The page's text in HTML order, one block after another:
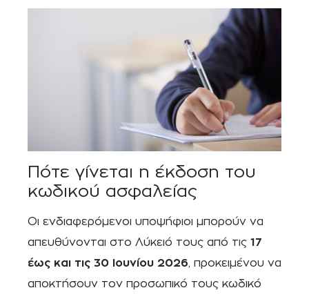
Πότε γίνεται η έκδοση του
κωδικού ασφαλείας
Οι ενδιαφερόμενοι υποψήφιοι μπορούν να
απευθύνονται στο Λύκειό τους από τις 17
έως και τις 30 Ιουνίου 2026, προκειμένου να
αποκτήσουν τον προσωπικό τους κωδικό